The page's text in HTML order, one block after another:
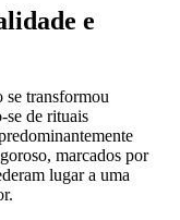
e
se transformou
se de rituais
marcados por
lugar a uma